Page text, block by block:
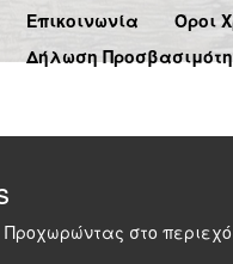
Επικοινωνία
Όροι
Δήλωση
Προχωρώντας στο